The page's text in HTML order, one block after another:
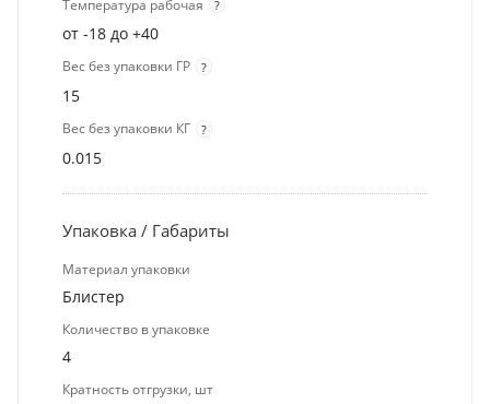
Температура рабочая ?
от -18 до +40
Вес без упаковки ГР ?
15
Вес без упаковки КГ ?
0.015
Упаковка / Габариты
Материал упаковки
Блистер
Количество в упаковке
4
Кратность отгрузки, шт